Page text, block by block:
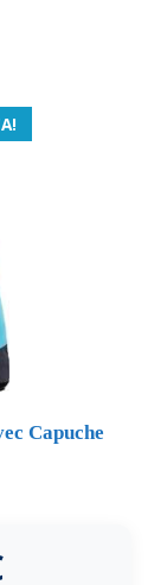
Capuche